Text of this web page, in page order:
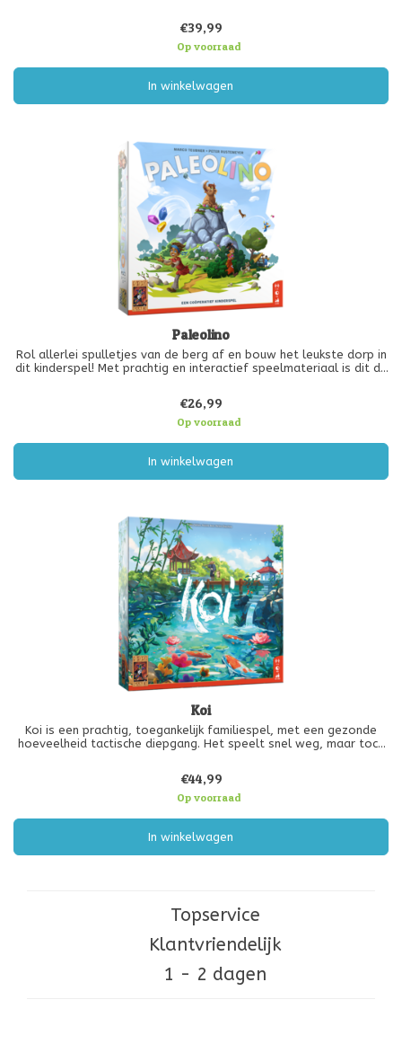
ook uitdagend kan zijn voor gevorderde s
€39,99
Op voorraad
In winkelwagen
Paleolino
Rol allerlei spulletjes van de berg af en bouw het leukste dorp in
dit kinderspel! Met prachtig en interactief speelmateriaal is dit de
€26,99
Op voorraad
In winkelwagen
Koi
Koi is een prachtig, toegankelijk familiespel, met een gezonde
hoeveelheid tactische diepgang. Het speelt snel weg, maar toch
persoonlijke d
€44,99
Op voorraad
In winkelwagen
Topservice
Klantvriendelijk
1 - 2 dagen